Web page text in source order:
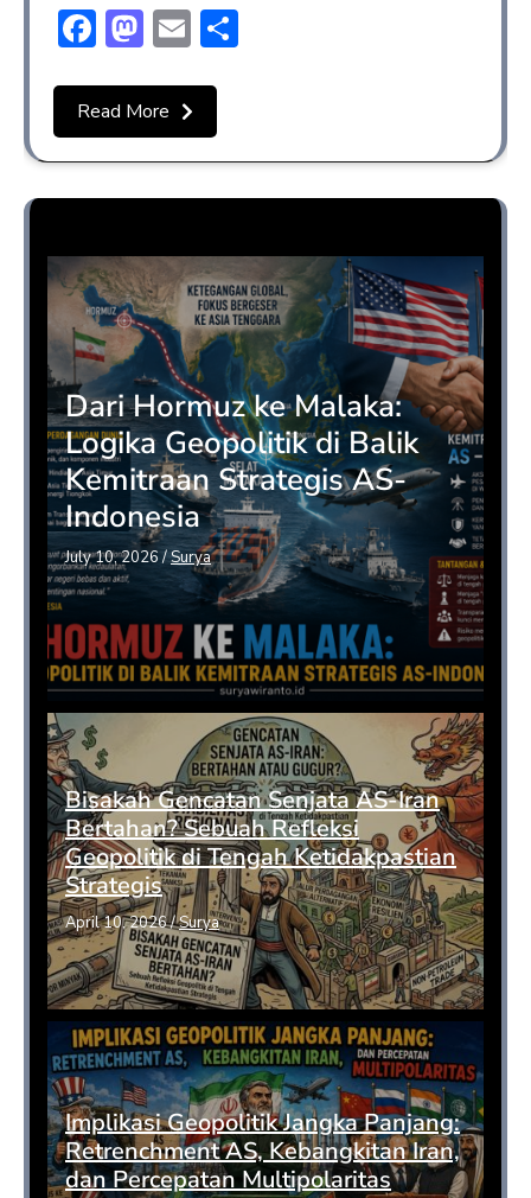
Facebook
Mastodon
Email
Read More
Dari Hormuz ke Malaka:
Logika Geopolitik di Balik
Kemitraan Strategis AS-
Indonesia
July 10, 2026/Surya
Bisakah Gencatan Senjata AS-Iran
Bertahan? Sebuah Refleksi
Geopolitik di Tengah Ketidakpastian
Strategis
April 10, 2026/Surya
Implikasi Geopolitik Jangka Panjang:
Retrenchment AS, Kebangkitan Iran,
dan Percepatan Multipolaritas